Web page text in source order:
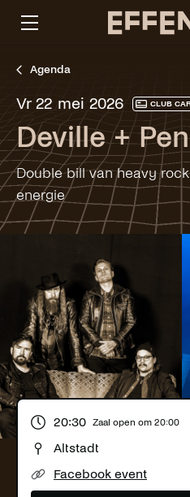
Agenda
vr 22 mei 2026 CLUB
Deville +
Double bill van heavy
energie
20:30 Zaal open om 20:00
Altstadt
Facebook event